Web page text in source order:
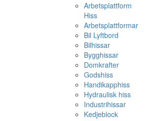
Arbetsplattform
Hiss
Arbetsplattformar
Bil Lyftbord
Bilhissar
Bygghissar
Domkrafter
Godshiss
Handikapphiss
Hydraulisk hiss
Industrihissar
Kedjeblock